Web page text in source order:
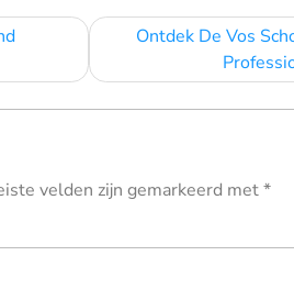
Ontdek De Vos
velden zijn gemarkeerd met*